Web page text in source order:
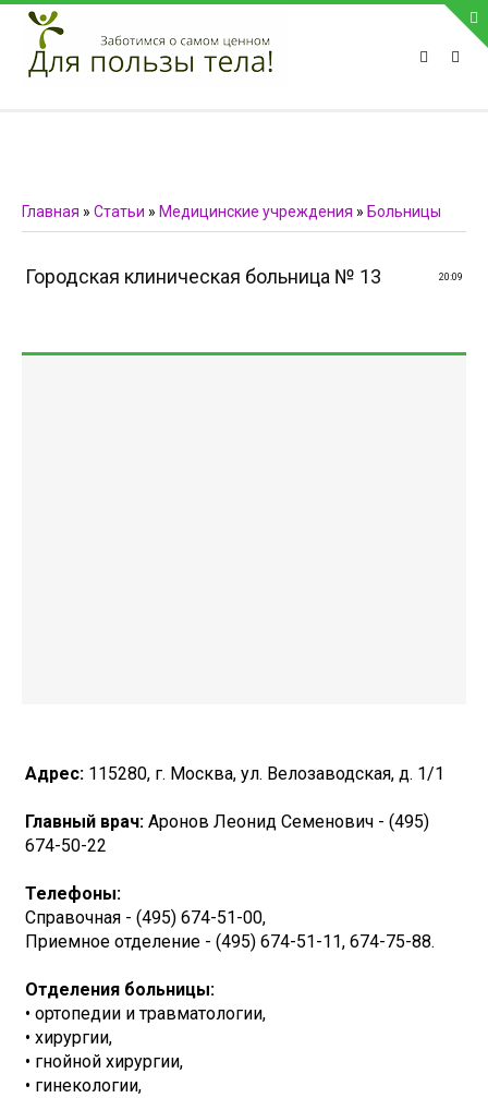
ПРИВЕТСТВУЕМ НА НАШЕМ САЙТЕ
Блок скоро обновится
Телефон:
Главная » Статьи » Медицинские учреждения » Больницы
20:09
Городская клиническая больница № 13
Адрес: 115280, г. Москва, ул. Велозаводская, д. 1/1
Главный врач: Аронов Леонид Семенович - (495)
674-50-22
Телефоны:
Справочная - (495) 674-51-00,
Приемное отделение - (495) 674-51-11, 674-75-88.
Отделения больницы:
• ортопедии и травматологии,
• хирургии,
• гнойной хирургии,
• гинекологии,